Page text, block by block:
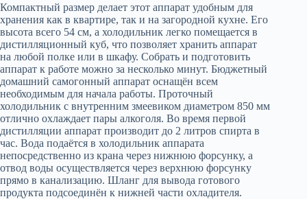
Компактный размер делает этот аппарат удобным для
хранения как в квартире, так и на загородной кухне. Его
высота всего 54 см, а холодильник легко помещается в
дистилляционный куб, что позволяет хранить аппарат
на любой полке или в шкафу. Собрать и подготовить
аппарат к работе можно за несколько минут. Бюджетный
домашний самогонный аппарат оснащён всем
необходимым для начала работы. Проточный
холодильник с внутренним змеевиком диаметром 850 мм
отлично охлаждает пары алкоголя. Во время первой
дистилляции аппарат производит до 2 литров спирта в
час. Вода подаётся в холодильник аппарата
непосредственно из крана через нижнюю форсунку, а
отвод воды осуществляется через верхнюю форсунку
прямо в канализацию. Шланг для вывода готового
продукта подсоединён к нижней части охладителя.